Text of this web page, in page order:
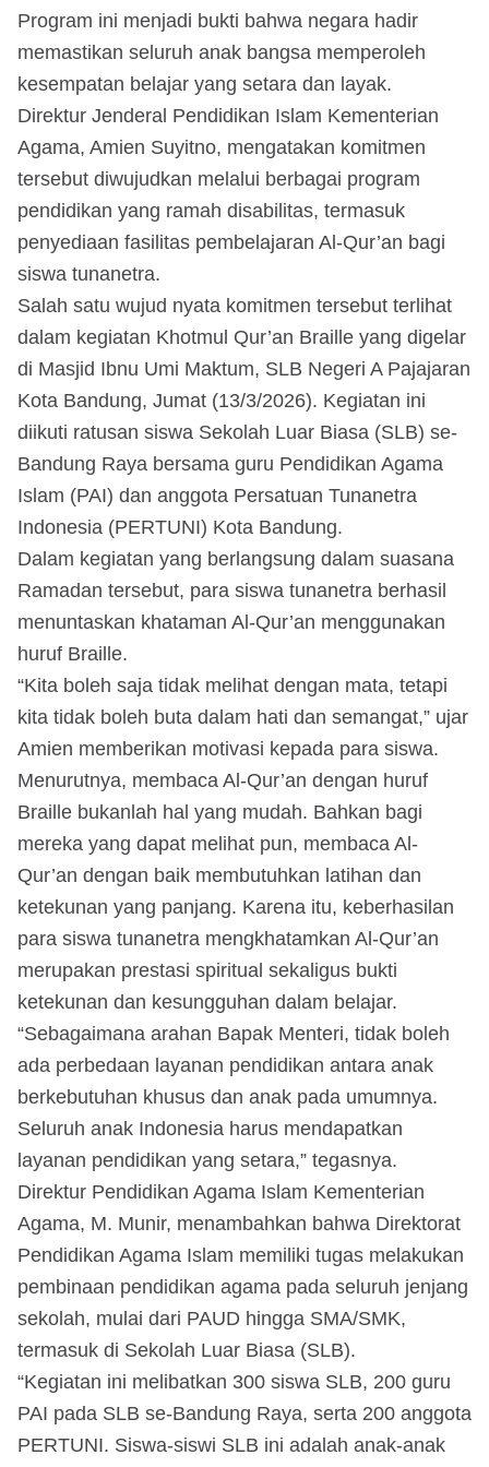
Program ini menjadi bukti bahwa negara hadir
memastikan seluruh anak bangsa memperoleh
kesempatan belajar yang setara dan layak.
Direktur Jenderal Pendidikan Islam Kementerian
Agama, Amien Suyitno, mengatakan komitmen
tersebut diwujudkan melalui berbagai program
pendidikan yang ramah disabilitas, termasuk
penyediaan fasilitas pembelajaran Al-Qur’an bagi
siswa tunanetra.
Salah satu wujud nyata komitmen tersebut terlihat
dalam kegiatan Khotmul Qur’an Braille yang digelar
di Masjid Ibnu Umi Maktum, SLB Negeri A Pajajaran
Kota Bandung, Jumat (13/3/2026). Kegiatan ini
diikuti ratusan siswa Sekolah Luar Biasa (SLB) se-
Bandung Raya bersama guru Pendidikan Agama
Islam (PAI) dan anggota Persatuan Tunanetra
Indonesia (PERTUNI) Kota Bandung.
Dalam kegiatan yang berlangsung dalam suasana
Ramadan tersebut, para siswa tunanetra berhasil
menuntaskan khataman Al-Qur’an menggunakan
huruf Braille.
“Kita boleh saja tidak melihat dengan mata, tetapi
kita tidak boleh buta dalam hati dan semangat,” ujar
Amien memberikan motivasi kepada para siswa.
Menurutnya, membaca Al-Qur’an dengan huruf
Braille bukanlah hal yang mudah. Bahkan bagi
mereka yang dapat melihat pun, membaca Al-
Qur’an dengan baik membutuhkan latihan dan
ketekunan yang panjang. Karena itu, keberhasilan
para siswa tunanetra mengkhatamkan Al-Qur’an
merupakan prestasi spiritual sekaligus bukti
ketekunan dan kesungguhan dalam belajar.
“Sebagaimana arahan Bapak Menteri, tidak boleh
ada perbedaan layanan pendidikan antara anak
berkebutuhan khusus dan anak pada umumnya.
Seluruh anak Indonesia harus mendapatkan
layanan pendidikan yang setara,” tegasnya.
Direktur Pendidikan Agama Islam Kementerian
Agama, M. Munir, menambahkan bahwa Direktorat
Pendidikan Agama Islam memiliki tugas melakukan
pembinaan pendidikan agama pada seluruh jenjang
sekolah, mulai dari PAUD hingga SMA/SMK,
termasuk di Sekolah Luar Biasa (SLB).
“Kegiatan ini melibatkan 300 siswa SLB, 200 guru
PAI pada SLB se-Bandung Raya, serta 200 anggota
PERTUNI. Siswa-siswi SLB ini adalah anak-anak